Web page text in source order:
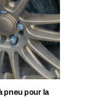
pneu pour la